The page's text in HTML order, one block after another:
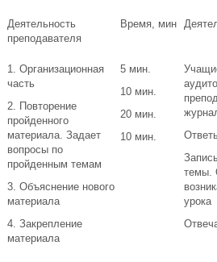
Деятельность
преподавателя
Время, мин
1. Организационная
часть
2. Повторение
пройденного
материала. Задает
вопросы по
пройденным темам
3. Объяснение нового
материала
4. Закрепление
материала
5 мин.
10 мин.
20 мин.
10 мин.
темы.
урока